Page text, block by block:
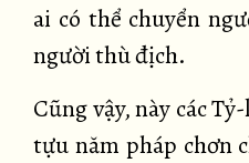
ai có thể chuyển
người thù địch.
Cũng vậy, này các
tựu năm pháp chơn